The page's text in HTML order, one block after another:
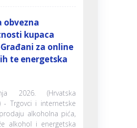
obvezna
kupaca
za online
te energetska
2026. (Hrvatska
- Trgovci i internetske
alkoholna pića,
alkohol i energetska